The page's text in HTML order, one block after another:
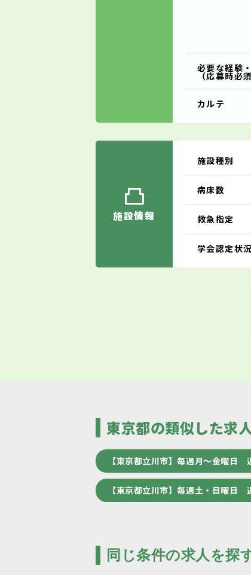
必要な経験
（応募時必
カルテ
施設情報
施設種別
病床数
救急指定
学会認定状況
東京都の類似した求
【東京都立川市】毎週月～金曜
【東京都立川市】毎週土・日
同じ条件の求人を探